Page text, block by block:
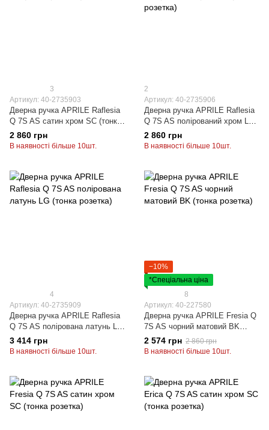
3
Артикул: 40-2735903
Дверна ручка APRILE Raflesia
Q 7S AS сатин хром SC (тонка
розетка)
2 860 грн
В наявності більше 10шт.
2
Артикул: 40-2735906
Дверна ручка APRILE Raflesia
Q 7S AS полірований хром LC
(тонка розетка)
2 860 грн
В наявності більше 10шт.
4
Артикул: 40-2735909
Дверна ручка APRILE Raflesia
Q 7S AS полірована латунь LG
(тонка розетка)
3 414 грн
В наявності більше 10шт.
−10%
*Спеціальна ціна
8
Артикул: 40-227580
Дверна ручка APRILE Fresia Q
7S AS чорний матовий BK
(тонка розетка)
2 574 грн 2 860 грн
В наявності більше 10шт.